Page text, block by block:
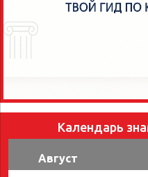
Календарь
Август